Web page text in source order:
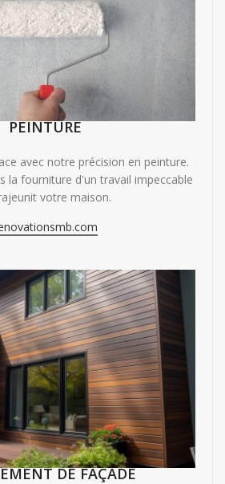
PEINTURE
avec notre précision en peinture.
la fourniture d'un travail impeccable
votre maison.
DE FAÇADE